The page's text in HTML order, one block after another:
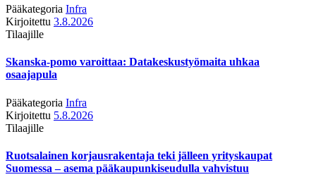
Pääkategoria Infra
Kirjoitettu 3.8.2026
Tilaajille
Skanska-pomo varoittaa: Datakeskustyömaita uhkaa
osaajapula
Pääkategoria Infra
Kirjoitettu 5.8.2026
Tilaajille
Ruotsalainen korjausrakentaja teki jälleen yrityskaupat
Suomessa – asema pääkaupunkiseudulla vahvistuu